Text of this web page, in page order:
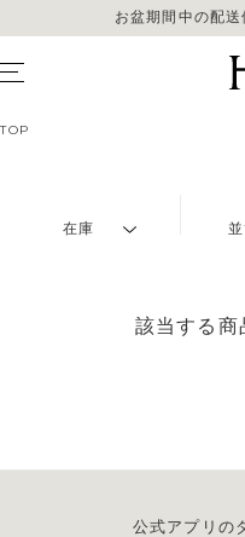
お盆期間中の配
TOP
在庫
該当する商
公式アプリの